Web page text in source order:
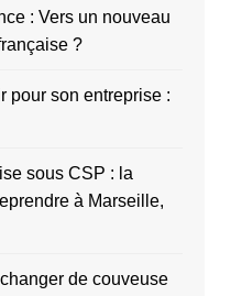
: Vers un nouveau
?
pour son entreprise :
sous CSP : la
à Marseille,
de couveuse